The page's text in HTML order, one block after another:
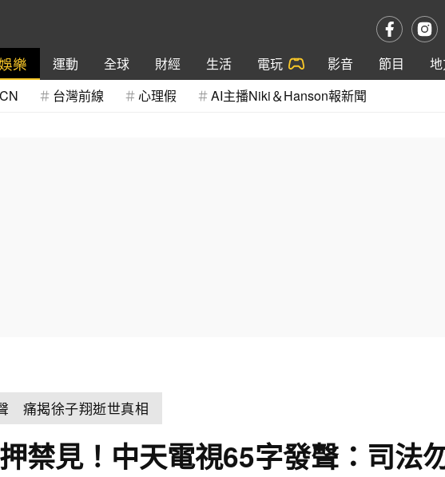
樂 運動 全球 財經 生活 電玩 影音 節目
台灣前線 心理假 AI主播Niki＆Hanson報新聞
痛揭徐子翔逝世真相
禁見！中天電視65字發聲：司法